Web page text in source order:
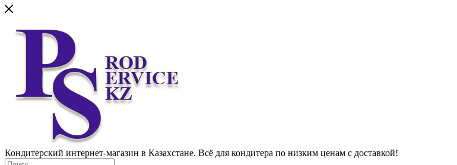
Кондитерский интернет-магазин в Казахстане. Всё для кондитера по низким ценам с доставкой!